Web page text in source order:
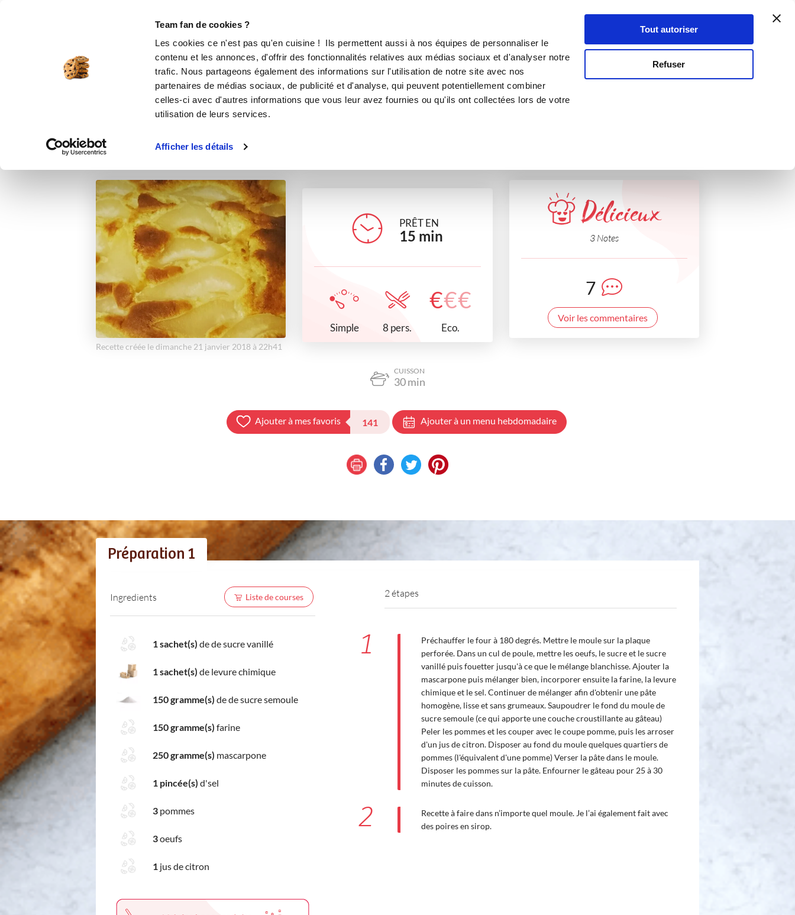
Team fan de cookies ?
Les cookies ce n'est pas qu'en cuisine ! Ils permettent aussi à nos équipes de personnaliser le
contenu et les annonces, d'offrir des fonctionnalités relatives aux médias sociaux et d'analyser notre
trafic. Nous partageons également des informations sur l'utilisation de notre site avec nos
partenaires de médias sociaux, de publicité et d'analyse, qui peuvent potentiellement combiner
celles-ci avec d'autres informations que vous leur avez fournies ou qu'ils ont collectées lors de votre
utilisation de leurs services.
Afficher les détails
Tout autoriser
Refuser
Se connecter
Gâteau aux pommes à la mascarpone
desserts
Recette créée le dimanche 21 janvier 2018 à 22h41
PRÊT EN
15 min
Simple 8 pers.
€€€
Eco.
Délicieux
3 Notes
7
Voir les commentaires
CUISSON
30min
Ajouter à mes favoris 141 Ajouter à un menu hebdomadaire
Préparation 1
Ingredients Liste de courses
1 sachet(s) de de sucre vanillé
1 sachet(s) de levure chimique
150 gramme(s) de de sucre semoule
150 gramme(s) farine
250 gramme(s) mascarpone
1 pincée(s) d'sel
3 pommes
3oeufs
1 jus de citron
2 étapes
1
Préchauffer le four à 180 degrés. Mettre le moule sur la plaque
perforée. Dans un cul de poule, mettre les oeufs, le sucre et le sucre
vanillé puis fouetter jusqu'à ce que le mélange blanchisse. Ajouter la
mascarpone puis mélanger bien, incorporer ensuite la farine, la levure
chimique et le sel. Continuer de mélanger afin d'obtenir une pâte
homogène, lisse et sans grumeaux. Saupoudrer le fond du moule de
sucre semoule (ce qui apporte une couche croustillante au gâteau)
Peler les pommes et les couper avec le coupe pomme, puis les arroser
d'un jus de citron. Disposer au fond du moule quelques quartiers de
pommes (l'équivalent d'une pomme) Verser la pâte dans le moule.
Disposer les pommes sur la pâte. Enfourner le gâteau pour 25 à 30
minutes de cuisson.
2
Recette à faire dans n’importe quel moule. Je l’ai également fait avec
des poires en sirop.